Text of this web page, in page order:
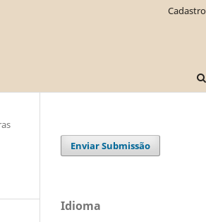
Cadastro
Enviar Submissão
Idioma